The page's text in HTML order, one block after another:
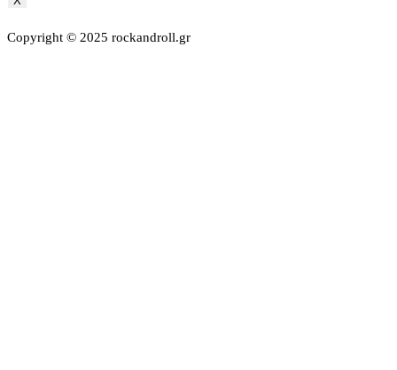
Copyright © 2025 rockandroll.gr